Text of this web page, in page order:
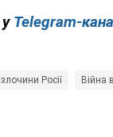
Telegram-
Росії Війна